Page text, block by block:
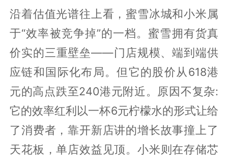
沿着估值光谱往上看，蜜雪冰城和小米属
于“效率被竞争掉”的一档。蜜雪拥有货真
价实的三重壁垒——门店规模、端到端供
应链和国际化布局。但它的股价从618港
元的高点跌至240港元附近。原因不复杂:
它的效率红利以一杯6元柠檬水的形式让给
了消费者，靠开新店讲的增长故事撞上了
天花板，单店效益见顶。小米则在存储芯